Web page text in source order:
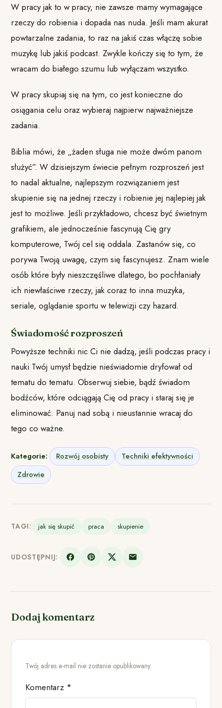
W pracy jak to w pracy, nie zawsze mamy wymagające
rzeczy do robienia i dopada nas nuda. Jeśli mam akurat
powtarzalne zadania, to raz na jakiś czas włączę sobie
muzykę lub jakiś podcast. Zwykle kończy się to tym, że
wracam do białego szumu lub wyłączam wszystko.
W pracy skupiaj się na tym, co jest konieczne do
osiągania celu oraz wybieraj najpierw najważniejsze
zadania.
Biblia mówi, że „żaden sługa nie może dwóm panom
służyć”. W dzisiejszym świecie pełnym rozproszeń jest
to nadal aktualne, najlepszym rozwiązaniem jest
skupienie się na jednej rzeczy i robienie jej najlepiej jak
jest to możliwe. Jeśli przykładowo, chcesz być świetnym
grafikiem, ale jednocześnie fascynują Cię gry
komputerowe, Twój cel się oddala. Zastanów się, co
porywa Twoją uwagę, czym się fascynujesz. Znam wiele
osób które były nieszczęśliwe dlatego, bo pochłaniały
ich niewłaściwe rzeczy, jak coraz to inna muzyka,
seriale, oglądanie sportu w telewizji czy hazard.
Świadomość rozproszeń
Powyższe techniki nic Ci nie dadzą, jeśli podczas pracy i
nauki Twój umysł będzie nieświadomie dryfował od
tematu do tematu. Obserwuj siebie, bądź świadom
bodźców, które odciągają Cię od pracy i staraj się je
eliminować. Panuj nad sobą i nieustannie wracaj do
tego co ważne.
Kategorie: Rozwój osobisty
Techniki efektywności
Zdrowie
TAGI: jak się skupić praca skupienie
UDOSTĘPNIJ:
Dodaj komentarz
Twój adres e-mail nie zostanie opublikowany.
Komentarz *